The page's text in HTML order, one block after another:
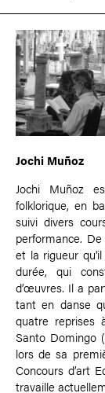
Jochi Muñoz
Jochi Muñoz
folklorique, en
suivi divers
performance.
et la rigueur
durée, qui
d’œuvres. Il a
tant en danse
quatre reprises
Santo Domingo
lors de sa
Concours d’art
travaille